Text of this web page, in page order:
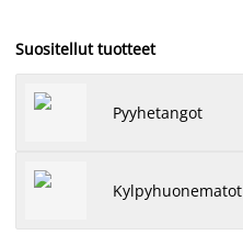
Suositellut tuotteet
Pyyhetangot
Kylpyhuonematot